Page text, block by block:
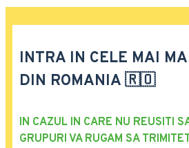
INTRA IN CELE MAI
DIN ROMANIA 🇷🇴
IN CAZUL IN CARE NU REUSITI
GRUPURI VA RUGAM SA